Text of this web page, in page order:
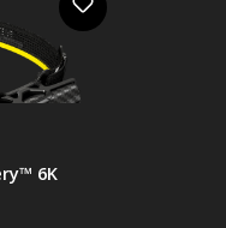
6K